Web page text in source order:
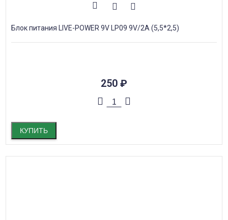
Блок питания LIVE-POWER 9V LP09 9V/2A (5,5*2,5)
250 ₽
КУПИТЬ